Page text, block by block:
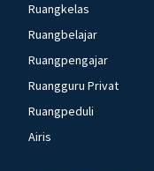
Ruangkelas
Ruangbelajar
Ruangpengajar
Ruangguru Privat
Ruangpeduli
Airis